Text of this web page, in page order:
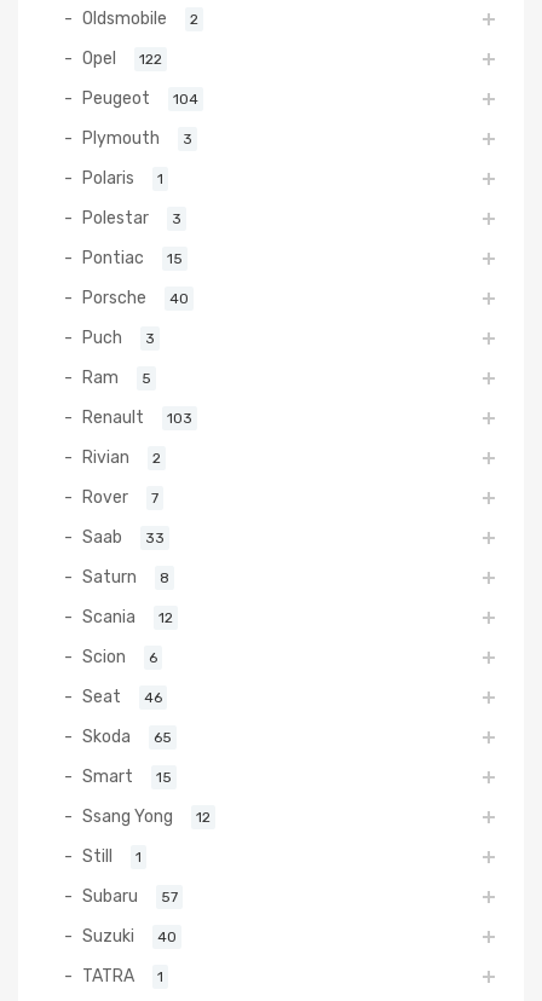
Oldsmobile 2
Opel 122
Peugeot 104
Plymouth 3
Polaris 1
Polestar 3
Pontiac 15
Porsche 40
Puch 3
Ram 5
Renault 103
Rivian 2
Rover 7
Saab 33
Saturn 8
Scania 12
Scion 6
Seat 46
Skoda 65
Smart 15
Ssang Yong 12
Still 1
Subaru 57
Suzuki 40
TATRA 1